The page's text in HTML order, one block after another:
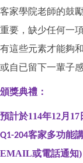
客家學院老師的鼓
重要，缺少任何一
有這些元素才能夠
或自已留下一輩子
頒獎典禮：
預計於114年12月17
Q1-204客家多功能
EMAIL或電話通知)